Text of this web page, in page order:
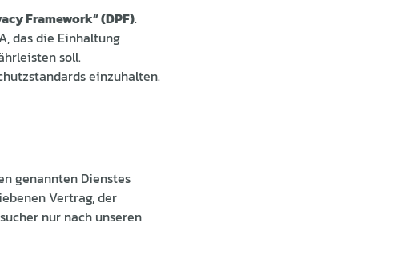
Framework“ (DPF).
das die Einhaltung
soll.
einzuhalten.
genannten Dienstes
Vertrag, der
nur nach unseren